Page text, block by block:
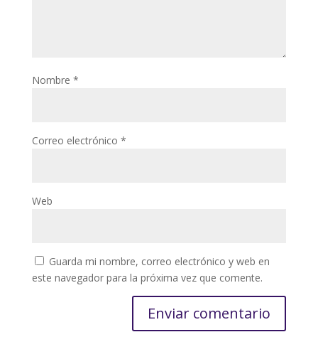
Nombre *
Correo electrónico *
Web
Guarda mi nombre, correo electrónico y web en
este navegador para la próxima vez que comente.